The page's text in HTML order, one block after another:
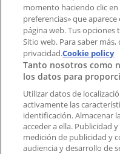
Marcas
Marcas locales
Negocios
Negocios cercanos
Productos
Productos locales
Ciudades
Descargar la APP
momento haciendo clic en
preferencias» que
página web. Tus
Sitio web. Para saber
privacidad.Cookie policy
Tanto nosotros como
los datos para
Utilizar datos de
activamente las
identificación. Almacenar
acceder a ella. Publicidad
medición de publicidad y
audiencia y desarrollo de